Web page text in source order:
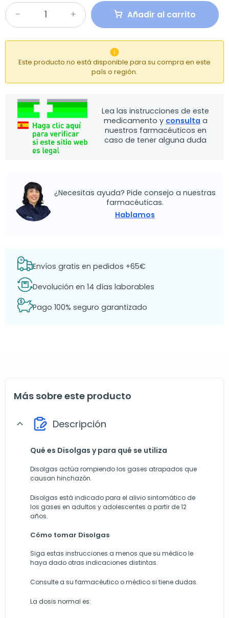
Añadir al carrito

Este producto no está disponible para su compra en este
país o región.
Lea las instrucciones de este
medicamento y consulta a
nuestros farmacéuticos en
caso de tener alguna duda
¿Necesitas ayuda? Pide consejo a nuestras
farmacéuticas.
Hablamos
Envíos gratis en pedidos +65€
Devolución en 14 días laborables
Pago 100% seguro garantizado
Más sobre este producto
expand_more Descripción
Qué es Disolgas y para qué se utiliza
Disolgas actúa rompiendo los gases atrapados que
causan hinchazón.
Disolgas está indicado para el alivio sintomático de
los gases en adultos y adolescentes a partir de 12
años.
Cómo tomar Disolgas
Siga estas instrucciones a menos que su médico le
haya dado otras indicaciones distintas.
Consulte a su farmacéutico o médico si tiene dudas.
La dosis normal es: